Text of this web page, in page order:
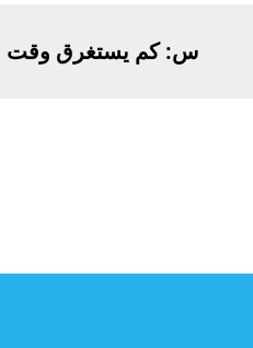
س: كم يستغرق وقت